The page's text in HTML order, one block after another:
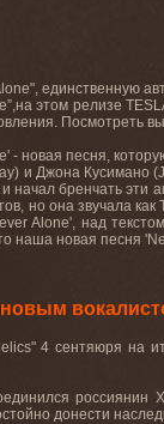
единственную
этом релизе
Посмотреть
- новая песня,
и Джона Кусимано
бренчать
но она звучала
Alone', над
наша новая песня
4 сентяюря на
россиянин
донести